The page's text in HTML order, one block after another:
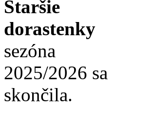
Staršie
dorastenky
sezóna
2025/2026 sa
skončila.